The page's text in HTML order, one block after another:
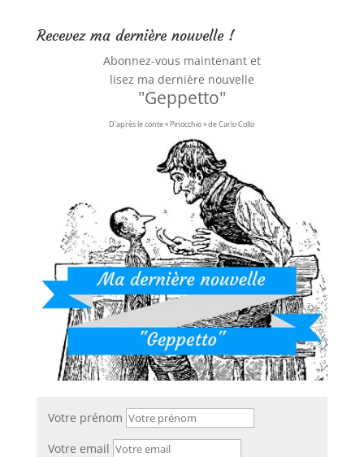
Recevez ma dernière nouvelle !
Abonnez-vous maintenant et
lisez ma dernière nouvelle
"Geppetto"
D'après le conte « Pinocchio » de Carlo Collo
Votre prénom
Votre email